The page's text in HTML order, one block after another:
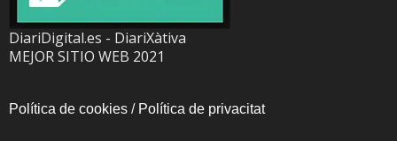
DiariDigital.es - DiariXàtiva
MEJOR SITIO WEB 2021
Política de cookies / Política de privacitat